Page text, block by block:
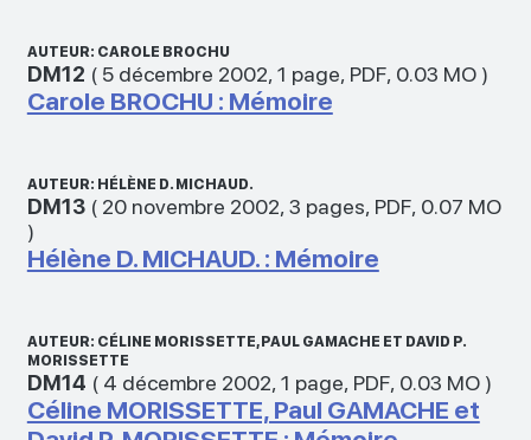
AUTEUR: CAROLE BROCHU
DM12 ( 5 décembre 2002, 1 page, PDF, 0.03 MO)
Carole BROCHU : Mémoire
AUTEUR: HÉLÈNE D. MICHAUD.
DM13( 20 novembre 2002, 3 pages, PDF, 0.07 MO
)
Hélène D. MICHAUD. : Mémoire
AUTEUR: CÉLINE MORISSETTE, PAUL GAMACHE ET DAVID P.
MORISSETTE
DM14 ( 4 décembre 2002, 1 page, PDF, 0.03 MO)
Céline MORISSETTE, Paul GAMACHE et